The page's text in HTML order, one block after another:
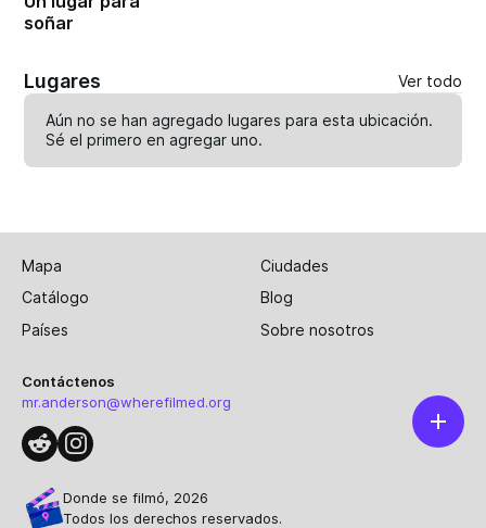
soñar
Lugares Ver todo
Aún no se han agregado lugares para esta ubicación.
Sé el primero enagregar uno.
Mapa
Ciudades
Catálogo
Blog
Países
Sobre nosotros
Contáctenos
mr.anderson@wherefilmed.org
Donde se filmó, 2026
Todos los derechos reservados.